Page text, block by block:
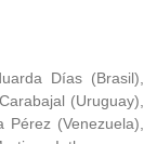
Días (Brasil),
(Uruguay),
(Venezuela),